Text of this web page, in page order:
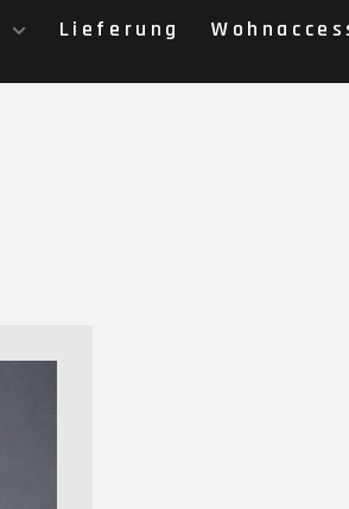
Lieferung